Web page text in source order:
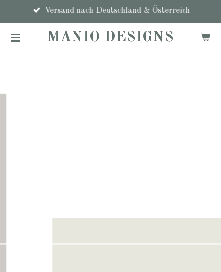
Hauptinhalt
springen
MANIO DESIGNS
Versand nach Deutschland & Österreich